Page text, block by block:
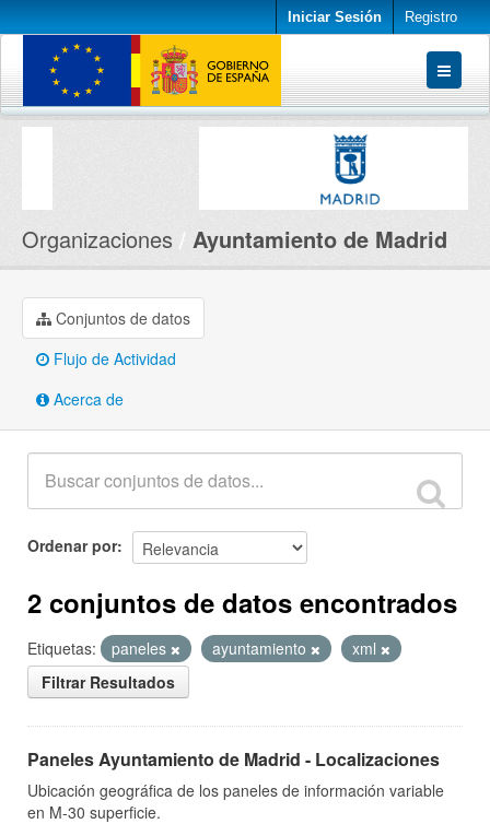
Iniciar Sesión Registro
Conjuntos de datos
Organizaciones Ayuntamiento de Madrid
Conjuntos de datos
Flujo de Actividad
Acerca de
Ordenar por
2 conjuntos de datos encontrados
Etiquetas: paneles ayuntamiento
xml
Filtrar Resultados
Paneles Ayuntamiento de Madrid - Localizaciones
Ubicación geográfica de los paneles de información variable
en M-30 superficie.